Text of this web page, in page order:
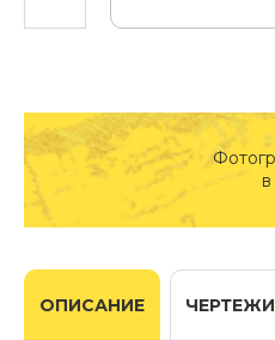
ОПИСАНИЕ ЧЕРТЕЖИ